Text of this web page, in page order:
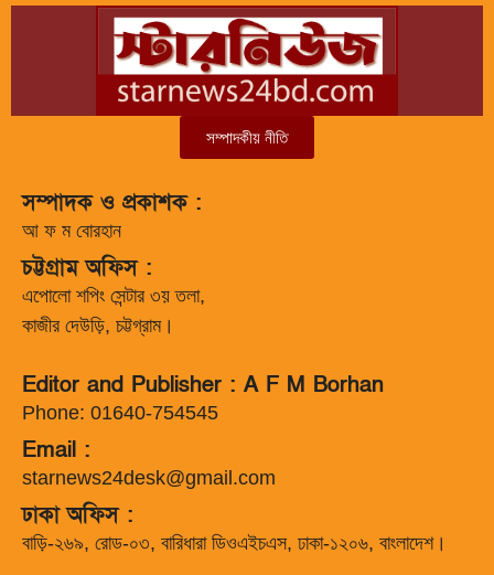
সম্পাদকীয় নীতি
সম্পাদক ও প্রকাশক :
আ ফ ম বোরহান
চট্টগ্রাম অফিস :
এপোলো শপিং সেন্টার ৩য় তলা,
কাজীর দেউড়ি, চট্টগ্রাম।
Editor and Publisher : A F M Borhan
Phone: 01640-754545
Email :
starnews24desk@gmail.com
ঢাকা অফিস :
বাড়ি-২৬৯, রোড-০৩, বারিধারা ডিওএইচএস, ঢাকা-১২০৬, বাংলাদেশ।